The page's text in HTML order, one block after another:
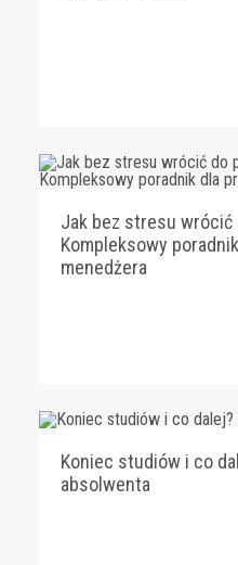
Jak bez stresu wrócić
Kompleksowy
menedżera
Koniec studiów i co
absolwenta